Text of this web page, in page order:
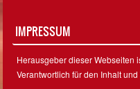
IMPRESSUM
Herausgeber dieser Webseiten
Verantwortlich für den Inhalt